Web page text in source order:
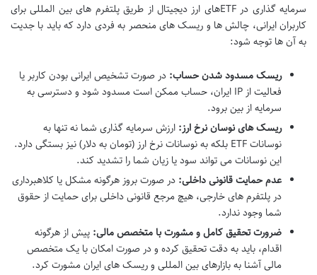
سرمایه گذاری در ETFهای ارز دیجیتال از طریق پلتفرم های بین المللی برای
کاربران ایرانی، چالش ها و ریسک های منحصر به فردی دارد که باید با جدیت
به آن ها توجه شود:
ریسک مسدود شدن حساب: در صورت تشخیص ایرانی بودن کاربر یا
فعالیت از IP ایران، حساب ممکن است مسدود شود و دسترسی به
سرمایه از بین برود.
ریسک های نوسان نرخ ارز: ارزش سرمایه گذاری شما نه تنها به
نوسانات ETF بلکه به نوسانات نرخ ارز (تومان به دلار) نیز بستگی دارد.
این نوسانات می تواند سود یا زیان شما را تشدید کند.
عدم حمایت قانونی داخلی: در صورت بروز هرگونه مشکل یا کلاهبرداری
در پلتفرم های خارجی، هیچ مرجع قانونی داخلی برای حمایت از حقوق
شما وجود ندارد.
ضرورت تحقیق کامل و مشورت با متخصص مالی: پیش از هرگونه
اقدام، باید به دقت تحقیق کرده و در صورت امکان با یک متخصص
مالی آشنا به بازارهای بین المللی و ریسک های ایران مشورت کرد.